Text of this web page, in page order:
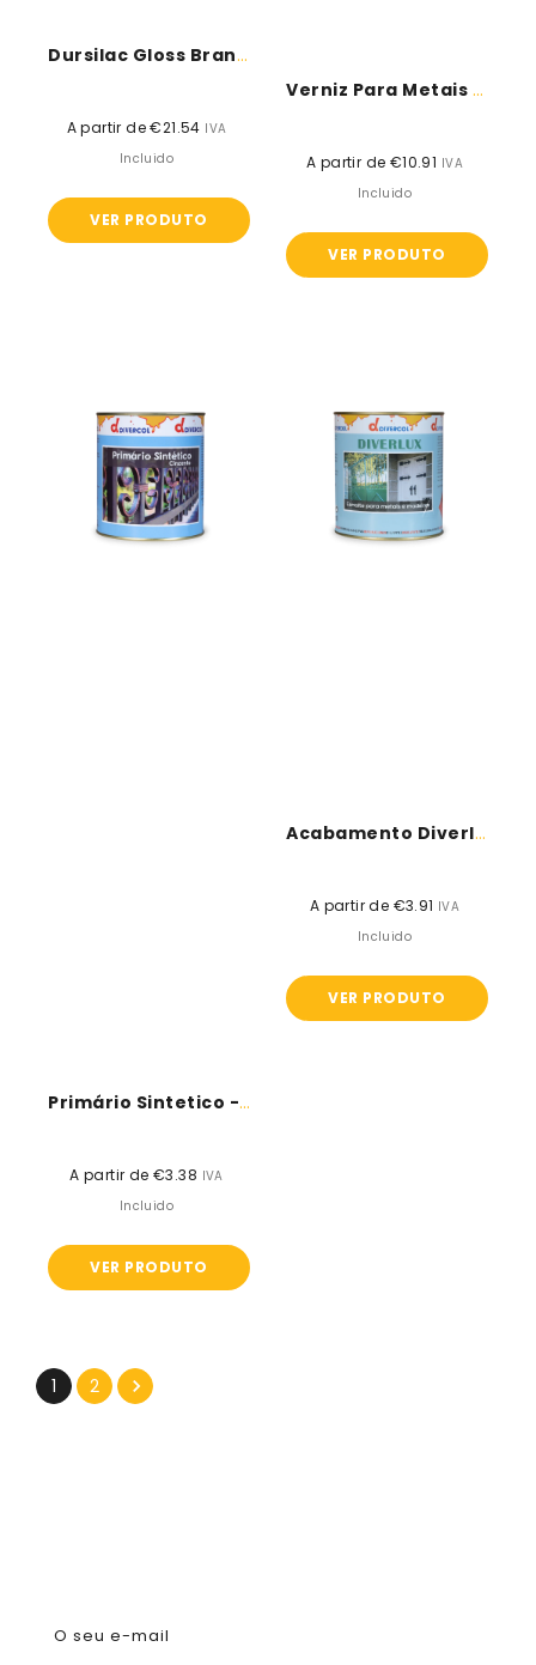
Dursilac Gloss Branco - Mapei
Preço
normal
A partir de €21.54 IVA
Incluido
VER PRODUTO
Verniz Para Metais - Divercol
Preço
normal
A partir de €10.91 IVA
Incluido
VER PRODUTO
Metais
-
Divercol
Primário Sintetico - Metais - Divercol
Preço
normal
A partir de €3.38 IVA
Incluido
VER PRODUTO
-
Divercol
Acabamento Diverlux Brilho - Divercol
Preço
normal
A partir de €3.91 IVA
Incluido
VER PRODUTO
1 2
O seu e-mail